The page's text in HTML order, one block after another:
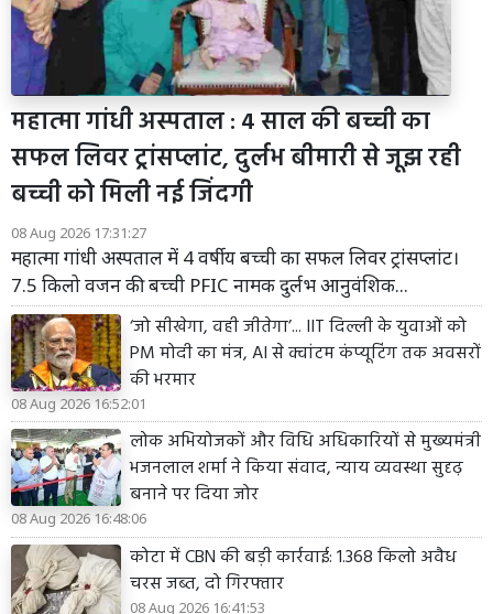
महात्मा गांधी अस्पताल : 4 साल की बच्ची का
सफल लिवर ट्रांसप्लांट, दुर्लभ बीमारी से जूझ रही
बच्ची को मिली नई जिंदगी
08 Aug 2026 17:31:27
महात्मा गांधी अस्पताल में 4 वर्षीय बच्ची का सफल लिवर ट्रांसप्लांट।
7.5 किलो वजन की बच्ची PFIC नामक दुर्लभ आनुवंशिक...
‘जो सीखेगा, वही जीतेगा’... IIT दिल्ली के युवाओं को
PM मोदी का मंत्र, AI से क्वांटम कंप्यूटिंग तक अवसरों
की भरमार
08 Aug 2026 16:52:01
लोक अभियोजकों और विधि अधिकारियों से मुख्यमंत्री
भजनलाल शर्मा ने किया संवाद, न्याय व्यवस्था सुदृढ़
बनाने पर दिया जोर
08 Aug 2026 16:48:06
कोटा में CBN की बड़ी कार्रवाई: 1.368 किलो अवैध
चरस जब्त, दो गिरफ्तार
08 Aug 2026 16:41:53